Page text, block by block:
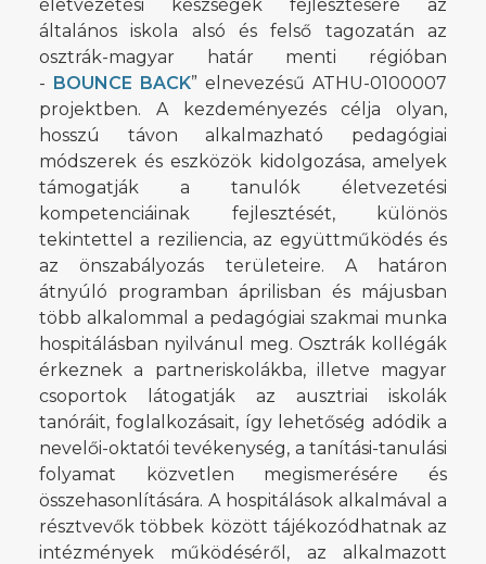
életvezetési készségek fejlesztésére az
általános iskola alsó és felső tagozatán az
osztrák-magyar határ menti régióban
- BOUNCE BACK” elnevezésű ATHU-0100007
projektben. A kezdeményezés célja olyan,
hosszú távon alkalmazható pedagógiai
módszerek és eszközök kidolgozása, amelyek
támogatják a tanulók életvezetési
kompetenciáinak fejlesztését, különös
tekintettel a reziliencia, az együttműködés és
az önszabályozás területeire. A határon
átnyúló programban áprilisban és májusban
több alkalommal a pedagógiai szakmai munka
hospitálásban nyilvánul meg. Osztrák kollégák
érkeznek a partneriskolákba, illetve magyar
csoportok látogatják az ausztriai iskolák
tanóráit, foglalkozásait, így lehetőség adódik a
nevelői-oktatói tevékenység, a tanítási-tanulási
folyamat közvetlen megismerésére és
összehasonlítására. A hospitálások alkalmával a
résztvevők többek között tájékozódhatnak az
intézmények működéséről, az alkalmazott